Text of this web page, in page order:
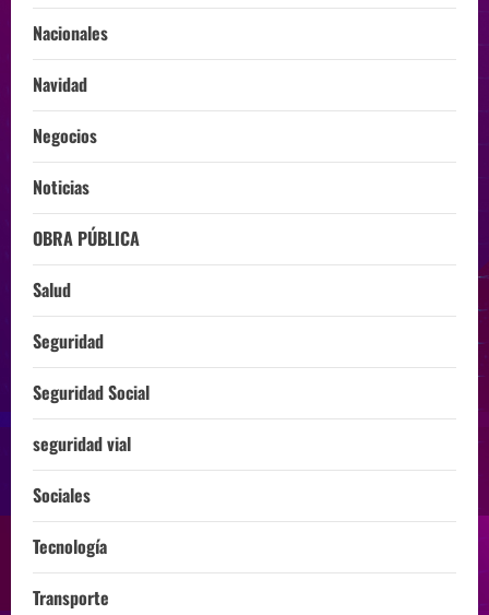
Nacionales
Navidad
Negocios
Noticias
OBRA PÚBLICA
Salud
Seguridad
Seguridad Social
seguridad vial
Sociales
Tecnología
Transporte